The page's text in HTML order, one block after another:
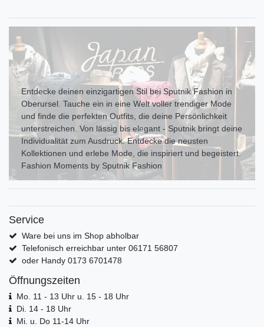
Entdecke deinen einzigartigen Stil bei Sputnik Fashion in
Oberursel. Tauche ein in eine Welt voller trendiger Mode
und finde die perfekten Outfits, die deine Persönlichkeit
unterstreichen. Von lässig bis elegant - Sputnik bringt deine
Individualität zum Ausdr uck. Entdecke die neusten
Kollektionen und erlebe Mode, die inspiriert und begeistert.
Fashion Moments by Sputnik Fashion
Service
Ware bei uns im Shop abholbar
Telefonisch erreichbar unter 06171 56807
oder Handy 0173 6701478
Öffnungszeiten
Mo. 11 - 13 Uhr u. 15 - 18 Uhr
Di. 14 - 18 Uhr
Mi. u. Do 11-14 Uhr